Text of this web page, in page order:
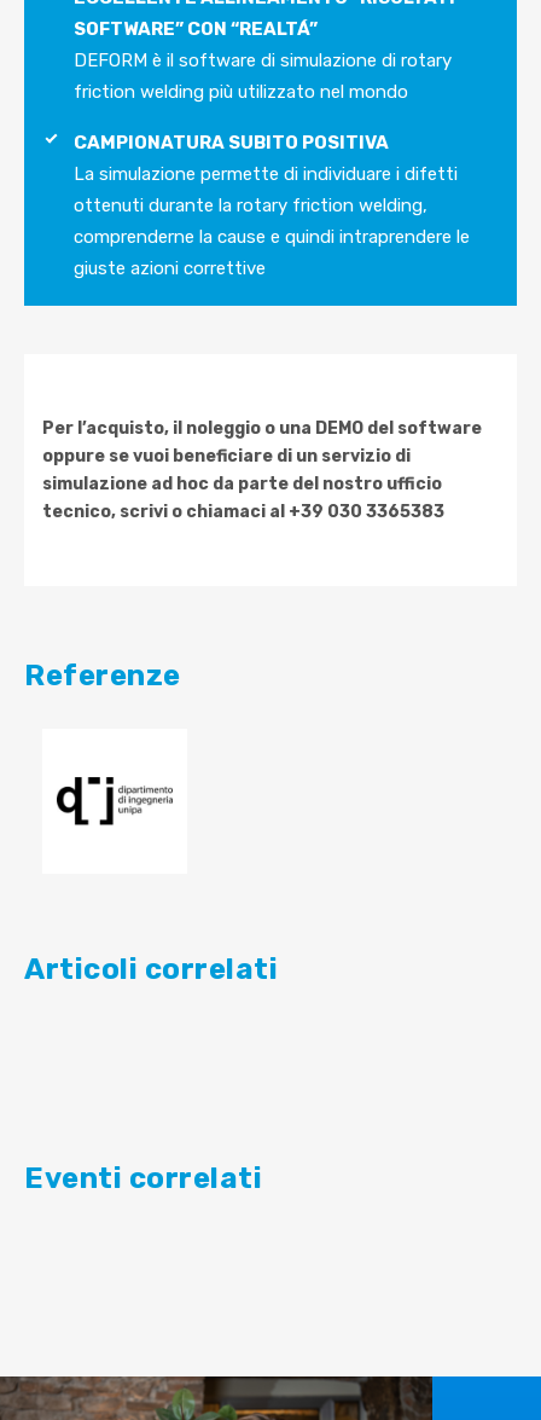
SOFTWARE” CON “REALTÁ”
DEFORM è il software di simulazione di rotary
friction welding più utilizzato nel mondo
CAMPIONATURA SUBITO POSITIVA
La simulazione permette di individuare i difetti
ottenuti durante la rotary friction welding,
comprenderne la cause e quindi intraprendere le
giuste azioni correttive
Per l’acquisto, il noleggio o una DEMO del software
oppure se vuoi beneficiare di un servizio di
simulazione ad hoc da parte del nostro ufficio
tecnico, scrivi o chiamaci al +39 030 3365383
Referenze
Articoli correlati
Eventi correlati